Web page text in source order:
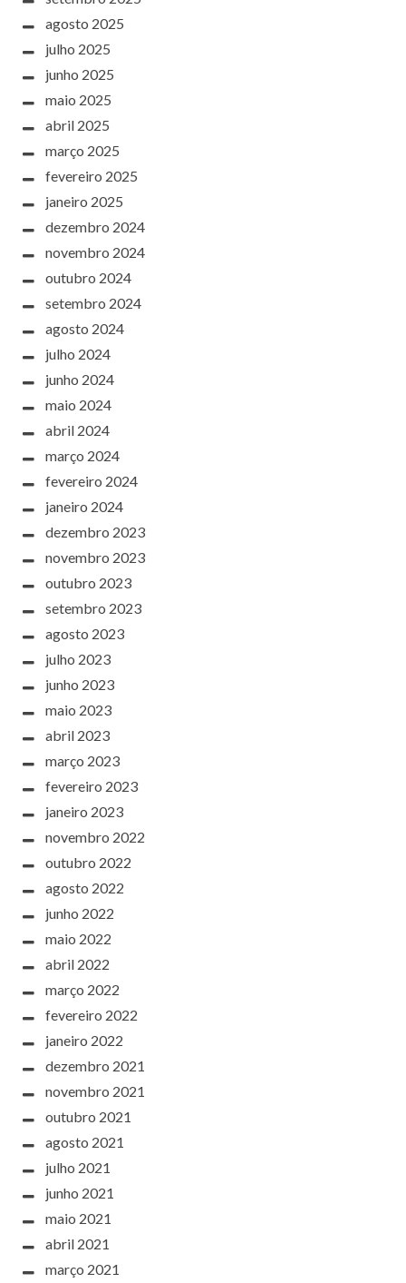
agosto 2025
julho 2025
junho 2025
maio 2025
abril 2025
março 2025
fevereiro 2025
janeiro 2025
dezembro 2024
novembro 2024
outubro 2024
setembro 2024
agosto 2024
julho 2024
junho 2024
maio 2024
abril 2024
março 2024
fevereiro 2024
janeiro 2024
dezembro 2023
novembro 2023
outubro 2023
setembro 2023
agosto 2023
julho 2023
junho 2023
maio 2023
abril 2023
março 2023
fevereiro 2023
janeiro 2023
novembro 2022
outubro 2022
agosto 2022
junho 2022
maio 2022
abril 2022
março 2022
fevereiro 2022
janeiro 2022
dezembro 2021
novembro 2021
outubro 2021
agosto 2021
julho 2021
junho 2021
maio 2021
abril 2021
março 2021